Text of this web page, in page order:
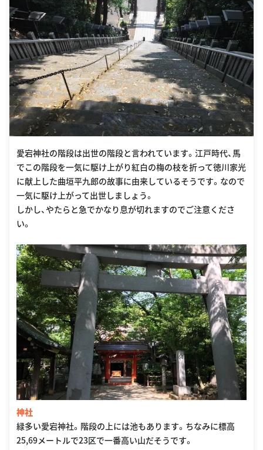
愛宕神社の階段は出世の階段と言われています。江戸時代、馬
でこの階段を一気に駆け上がり紅白の梅の枝を折って徳川家光
に献上した曲垣平九郎の故事に由来しているそうです。なので
一気に駆け上がって出世しましょう。
しかし、やたらと急でかなり息が切れますのでご注意くださ
い。
神社
緑多い愛宕神社。階段の上には池もあります。ちなみに標高
25,69メートルで23区で一番高い山だそうです。